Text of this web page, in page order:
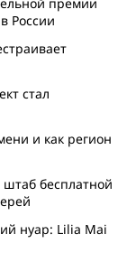
России
стал
и как регион
бесплатной
нуар: Lilia Mai